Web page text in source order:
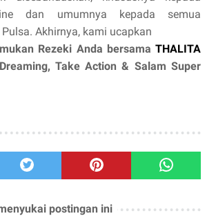
dan umumnya kepada semua
Akhirnya, kami ucapkan
Rezeki Anda bersama THALITA
Take Action & Salam Super
postingan ini